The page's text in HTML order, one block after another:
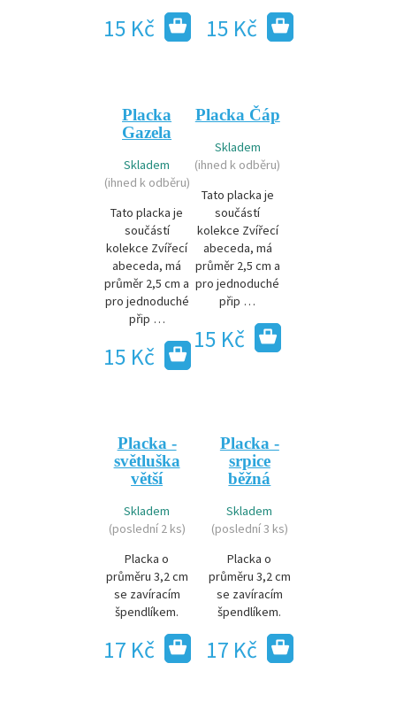
15 Kč 15 Kč
Placka
Gazela
Skladem
(ihned k odběru)
Tato placka je
součástí
kolekce Zvířecí
abeceda, má
průměr 2,5 cm a
pro jednoduché
přip …
15 Kč
Placka Čáp
Skladem
(ihned k odběru)
Tato placka je
součástí
kolekce Zvířecí
abeceda, má
průměr 2,5 cm a
pro jednoduché
přip …
15 Kč
Placka -
světluška
větší
Skladem
(poslední 2 ks)
Placka o
průměru 3,2 cm
se zavíracím
špendlíkem.
17 Kč
Placka -
srpice
běžná
Skladem
(poslední 3 ks)
Placka o
průměru 3,2 cm
se zavíracím
špendlíkem.
17 Kč